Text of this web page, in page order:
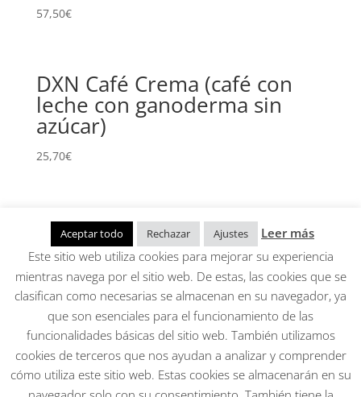
57,50€
DXN Café Crema (café con
leche con ganoderma sin
azúcar)
25,70€
Cocozhi DXN (chocolate con
ganoderma)
35,10 €
Aviso Legal, Política de privacidad, Condiciones
generales, cookies
Mi cuenta
Aceptar todo Rechazar Ajustes
Leer más
Este sitio web utiliza cookies para mejorar su experiencia
mientras navega por el sitio web. De estas, las cookies que se
clasifican como necesarias se almacenan en su navegador, ya
que son esenciales para el funcionamiento de las
funcionalidades básicas del sitio web. También utilizamos
cookies de terceros que nos ayudan a analizar y comprender
cómo utiliza este sitio web. Estas cookies se almacenarán en su